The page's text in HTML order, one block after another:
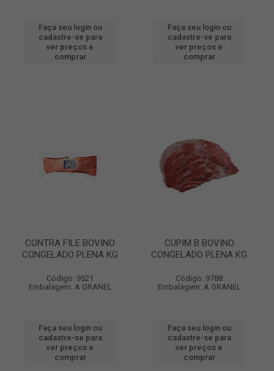
Faça seu login ou
cadastre-se para
ver preços e
comprar
Faça seu login ou
cadastre-se para
ver preços e
comprar
CONTRA FILE BOVINO
CONGELADO PLENA KG
Código: 9521
Embalagem: A GRANEL
Faça seu login ou
cadastre-se para
ver preços e
comprar
CUPIM B BOVINO
CONGELADO PLENA KG
Código: 9788
Embalagem: A GRANEL
Faça seu login ou
cadastre-se para
ver preços e
comprar